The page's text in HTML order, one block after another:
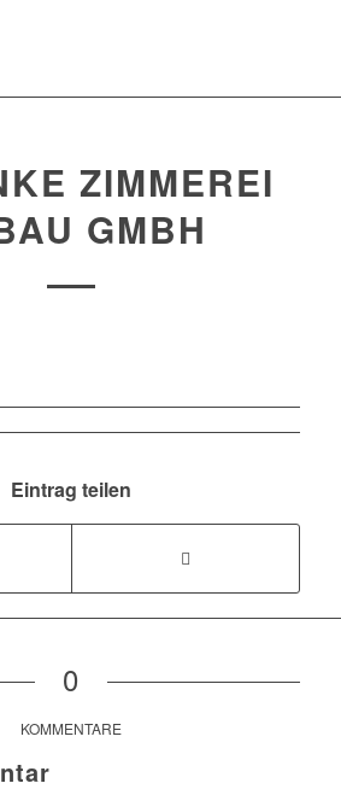
ZIMMEREI
GMBH
Eintrag teilen
0
KOMMENTARE